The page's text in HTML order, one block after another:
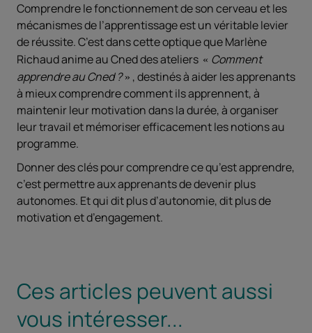
Comprendre le fonctionnement de son cerveau et les
mécanismes de l’apprentissage est un véritable levier
de réussite. C’est dans cette optique que Marlène
Richaud anime au Cned des ateliers
Comment
apprendre au Cned ?
, destinés à aider les apprenants
à mieux comprendre comment ils apprennent, à
maintenir leur motivation dans la durée, à organiser
leur travail et mémoriser efficacement les notions au
programme.
Donner des clés pour comprendre ce qu’est apprendre,
c’est permettre aux apprenants de devenir plus
autonomes. Et qui dit plus d’autonomie, dit plus de
motivation et d’engagement.
Ces articles peuvent aussi
vous intéresser...